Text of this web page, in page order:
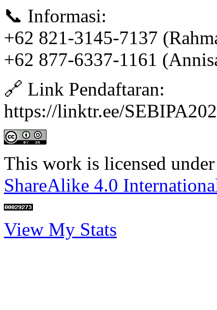
📞 Informasi:
+62 821-3145-7137
+62 877-6337-1161
🔗 Link Pendaftaran:
https://linktr.ee/
This work is licensed
ShareAlike 4.0
View My Stats